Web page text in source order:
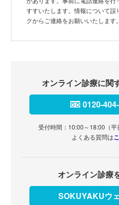
すすいたします。情報について誤
クからご連絡をお願いいたします。
オンライン診療に関
0120-
受付時間：10:00～18:00（平
よくある質問は
オンライン診療
SOKUYAKUウ